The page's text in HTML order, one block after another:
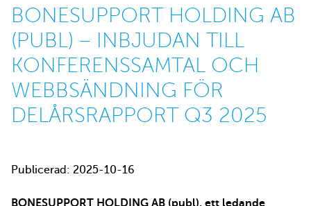
BONESUPPORT HOLDING AB
(PUBL) – INBJUDAN TILL
KONFERENSSAMTAL OCH
WEBBSÄNDNING FÖR
DELÅRSRAPPORT Q3 2025
Publicerad: 2025-10-16
BONESUPPORT HOLDING AB (publ), ett ledande